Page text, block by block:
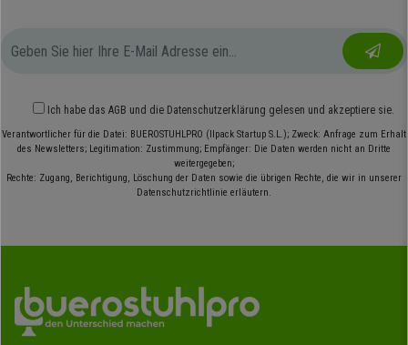
Ich habe das AGB und die Datenschutzerklärung gelesen und akzeptiere sie.
Verantwortlicher für die Datei: BUEROSTUHLPRO (Ilpack Startup S.L.); Zweck: Anfrage zum Erhalt
des Newsletters; Legitimation: Zustimmung; Empfänger: Die Daten werden nicht an Dritte
weitergegeben;
Rechte: Zugang, Berichtigung, Löschung der Daten sowie die übrigen Rechte, die wir in unserer
Datenschutzrichtlinie erläutern.